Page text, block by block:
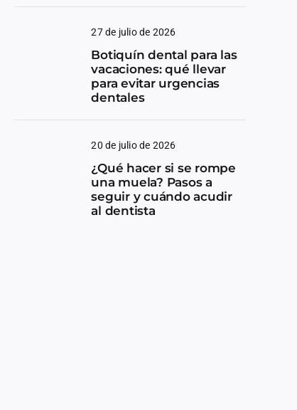
27 de julio de 2026
Botiquín dental para las
vacaciones: qué llevar
para evitar urgencias
dentales
20 de julio de 2026
¿Qué hacer si se rompe
una muela? Pasos a
seguir y cuándo acudir
al dentista